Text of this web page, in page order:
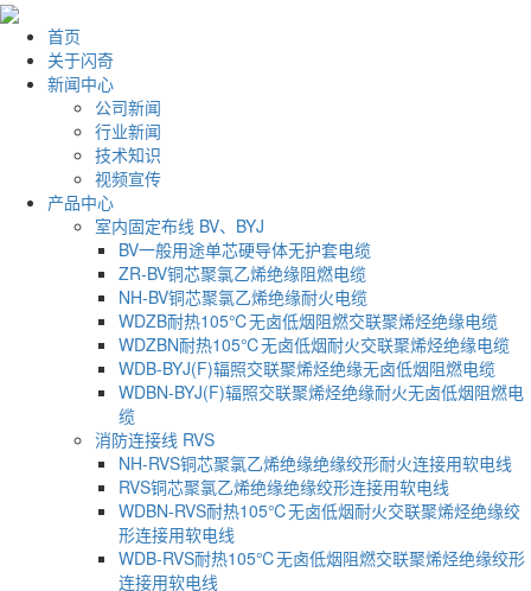
首页
关于闪奇
新闻中心
公司新闻
行业新闻
技术知识
视频宣传
产品中心
室内固定布线 BV、BYJ
BV一般用途单芯硬导体无护套电缆
ZR-BV铜芯聚氯乙烯绝缘阻燃电缆
NH-BV铜芯聚氯乙烯绝缘耐火电缆
WDZB耐热105℃无卤低烟阻燃交联聚烯烃绝缘电缆
WDZBN耐热105℃无卤低烟耐火交联聚烯烃绝缘电缆
WDB-BYJ(F)辐照交联聚烯烃绝缘无卤低烟阻燃电缆
WDBN-BYJ(F)辐照交联聚烯烃绝缘耐火无卤低烟阻燃电
缆
消防连接线 RVS
NH-RVS铜芯聚氯乙烯绝缘绝缘绞形耐火连接用软电线
RVS铜芯聚氯乙烯绝缘绝缘绞形连接用软电线
WDBN-RVS耐热105℃无卤低烟耐火交联聚烯烃绝缘绞
形连接用软电线
WDB-RVS耐热105℃无卤低烟阻燃交联聚烯烃绝缘绞形
连接用软电线